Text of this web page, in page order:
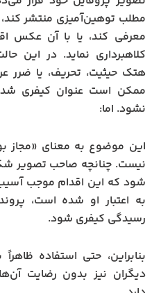
مطلب توهین‌آمیزی منتشر کند،
معرفی کند، یا با آن عکس
کلاهبرداری نماید. در این
هتک حیثیت، تحریف، یا ضرر
ممکن است عنوان کیفری
نشود. اما:
این موضوع به معنای «مجاز
نیست. چنانچه صاحب تصویر
شود که این اقدام موجب
به اعتبار او شده است،
رسیدگی کیفری شود.
بنابراین، حتی استفاده
دیگران نیز بدون رضایت